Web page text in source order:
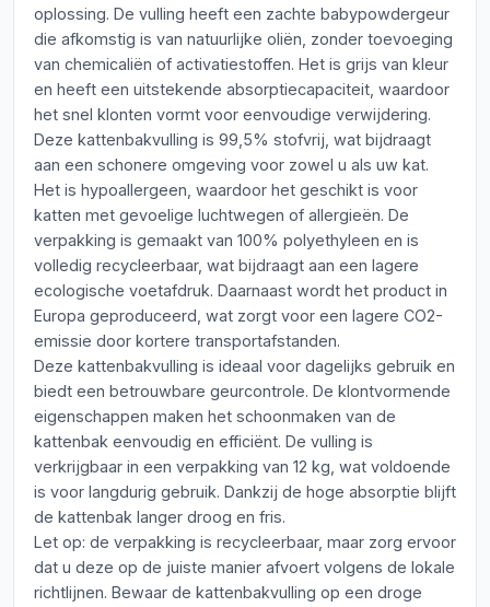
oplossing. De vulling heeft een zachte babypowdergeur
die afkomstig is van natuurlijke oliën, zonder toevoeging
van chemicaliën of activatiestoffen. Het is grijs van kleur
en heeft een uitstekende absorptiecapaciteit, waardoor
het snel klonten vormt voor eenvoudige verwijdering.
Deze kattenbakvulling is 99,5% stofvrij, wat bijdraagt
aan een schonere omgeving voor zowel u als uw kat.
Het is hypoallergeen, waardoor het geschikt is voor
katten met gevoelige luchtwegen of allergieën. De
verpakking is gemaakt van 100% polyethyleen en is
volledig recycleerbaar, wat bijdraagt aan een lagere
ecologische voetafdruk. Daarnaast wordt het product in
Europa geproduceerd, wat zorgt voor een lagere CO2-
emissie door kortere transportafstanden.
Deze kattenbakvulling is ideaal voor dagelijks gebruik en
biedt een betrouwbare geurcontrole. De klontvormende
eigenschappen maken het schoonmaken van de
kattenbak eenvoudig en efficiënt. De vulling is
verkrijgbaar in een verpakking van 12 kg, wat voldoende
is voor langdurig gebruik. Dankzij de hoge absorptie blijft
de kattenbak langer droog en fris.
Let op: de verpakking is recycleerbaar, maar zorg ervoor
dat u deze op de juiste manier afvoert volgens de lokale
richtlijnen. Bewaar de kattenbakvulling op een droge